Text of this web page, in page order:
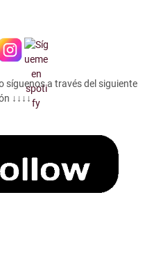
síguenos a través del siguiente
↓↓↓↓